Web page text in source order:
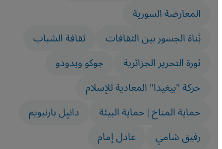
المعارضة السورية
بُناة الجسور بين الثقافات
ثقافة الشباب
ثورة التحرير الجزائرية
جوكو ويدودو
حركة "بيغيدا" المعادية للإسلام
حماية المناخ | حماية البيئة
دانيِل بارنبويم
رفيق شامي
عادل إمام